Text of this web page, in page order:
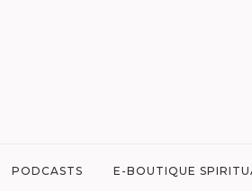
PODCASTS E-BOUTIQUE